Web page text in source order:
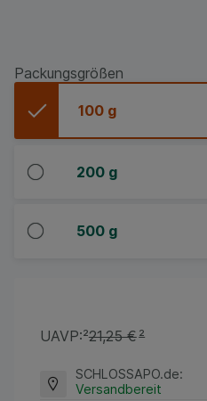
Packungsgrößen
100 g
200 g
500 g
UAVP:²21,25 €²
SCHLOSSAPO.de:
Versandbereit